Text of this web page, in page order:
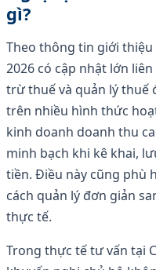
gì?
Theo thông tin giới
2026 có cập nhật lớn
trừ thuế và quản lý thuế
trên nhiều hình thức
kinh doanh doanh thu
minh bạch khi kê khai,
tiền. Điều này cũng phù
cách quản lý đơn giản
thực tế.
Trong thực tế tư vấn tại